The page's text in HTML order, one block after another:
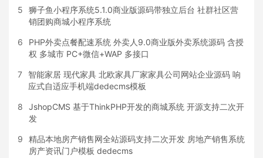
5
狮子鱼小程序系统5.1.0商业版源码带独立后台 社群社区营
销团购商城小程序系统
6
PHP外卖点餐配速系统 外卖人9.0商业版外卖系统源码 含授
权 多城市 PC+微信+WAP 多接口
7
智能家居 现代家具 北欧家具厂家家具公司网站企业源码 响
应式自适应手机端dedecms模板
8
JshopCMS 基于ThinkPHP开发的商城系统 开源支持二次开
发
9
精品本地房产销售网全站源码支持二次开发 房地产销售系统
房产资讯门户模板 dedecms